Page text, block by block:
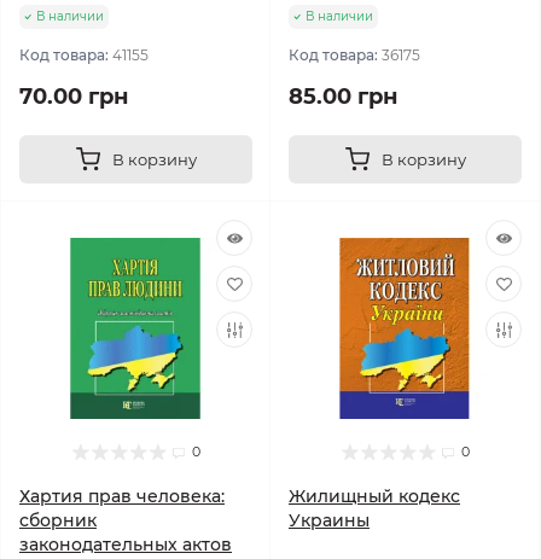
В наличии
Код товара: 41155
70.00 грн
В корзину
В наличии
Код товара: 36175
85.00 грн
В корзину
0
Хартия прав человека:
сборник
законодательных актов
0
Жилищный кодекс
Украины